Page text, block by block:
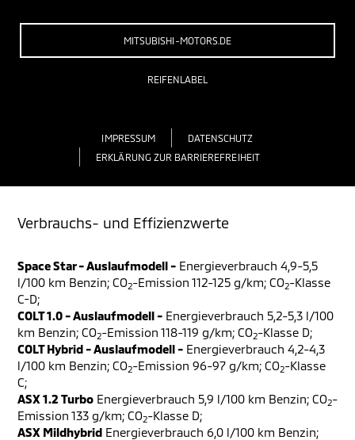
MITSUBISHI-MOTORS.DE
REIFENLABEL
IMPRESSUM
DATENSCHUTZ
ERKLÄRUNG ZUR BARRIEREFREIHEIT
Verbrauchs- und Effizienzwerte
Space Star - Auslaufmodell - Energieverbrauch 4,9-5,5
l/100 km Benzin; CO2-Emission 112-125 g/km; CO2-Klasse
C-D;
COLT 1.0 - Auslaufmodell - Energieverbrauch 5,2-5,3 l/100
km Benzin; CO2-Emission 118-119 g/km; CO2-Klasse D;
COLT Hybrid - Auslaufmodell - Energieverbrauch 4,2-4,3
l/100 km Benzin; CO2-Emission 96-97 g/km; CO2-Klasse
C;
ASX 1.2 Turbo Energieverbrauch 5,9 l/100 km Benzin; CO2-
Emission 133 g/km; CO2-Klasse D;
ASX Mildhybrid Energieverbrauch 6,0 l/100 km Benzin;